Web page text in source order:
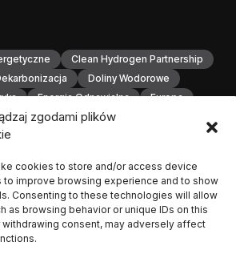
zgodami plików
cookies to store and/or access device
to improve browsing experience and to show
Consenting to these technologies will allow
as browsing behavior or unique IDs on this
consent, may adversely affect
Clean Hydrogen Partnership
Doliny Wodorowe
Energia Odnawialna
Europa
H2
Hydrogen Europe
Wodorowa
Magazynowanie Wodoru
Klimatyczna
Ogniwa Paliwowe
Orlen
Produkcja Wodoru
Przemysł